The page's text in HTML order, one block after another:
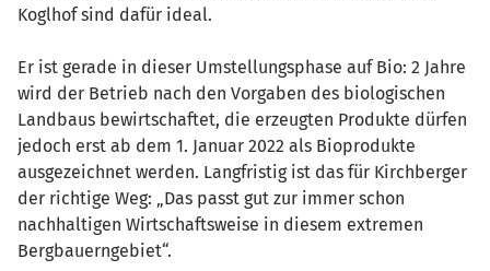
Koglhof sind dafür ideal.
Er ist gerade in dieser Umstellungsphase auf Bio: 2 Jahre
wird der Betrieb nach den Vorgaben des biologischen
Landbaus bewirtschaftet, die erzeugten Produkte dürfen
jedoch erst ab dem 1. Januar 2022 als Bioprodukte
ausgezeichnet werden. Langfristig ist das für Kirchberger
der richtige Weg: „Das passt gut zur immer schon
nachhaltigen Wirtschaftsweise in diesem extremen
Bergbauerngebiet“.